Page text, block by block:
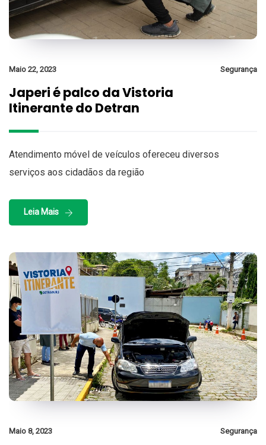
Maio 22, 2023 Segurança
Japeri é palco da Vistoria
Itinerante do Detran
Atendimento móvel de veículos ofereceu diversos
serviços aos cidadãos da região
Leia Mais
Maio 8, 2023 Segurança